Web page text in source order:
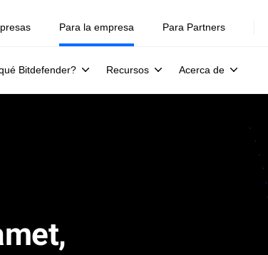
Para la empresa
Bitdefender? Recursos Acerca de
Para Partners